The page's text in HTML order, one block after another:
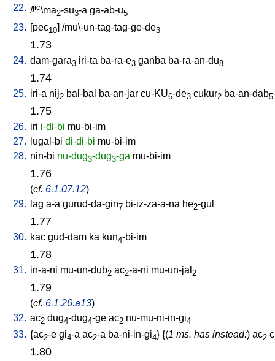
22. /jic\ma2-su3-a ga-ab-u5
23. [pec10] /mu\-un-tag-tag-ge-de3
1.73
24. dam-gara3 iri-ta ba-ra-e3 ganba ba-ra-an-du8
1.74
25. iri-a nij2 bal-bal ba-an-jar cu-KU6-de3 cukur2 ba-an-dab5
1.75
26. iri i-di-bi mu-bi-im
27.
lugal-bi di-di-bi mu-bi-im
28. nin-bi nu-dug3-dug3-ga mu-bi-im
1.76
(cf. 6.1.07.12)
29.
lag a-a gurud-da-gin7 bi-iz-za-a-na he2-gul
1.77
30. kac gud-dam ka kun4-bi-im
1.78
31. in-a-ni mu-un-dub2 ac2-a-ni mu-un-jal 2
1.79
(cf. 6.1.26.a13)
32. ac2 dug4-dug4-ge ac2 nu-mu-ni-in-gi4
33. {ac2-e gi4-a ac2-a ba-ni-in-gi4} {(1 ms. has instead:) ac2
1.80